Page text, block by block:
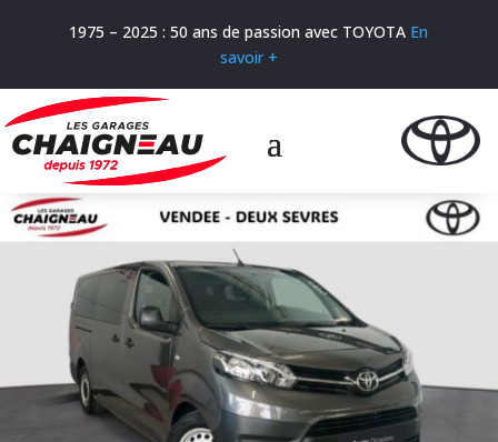
1975 – 2025 : 50 ans de passion avec TOYOTA En
savoir +